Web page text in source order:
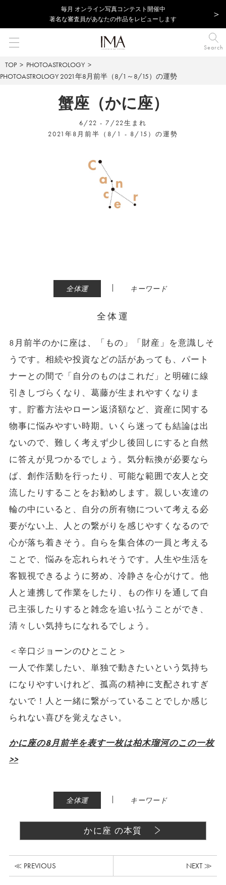
毎⽉ オンライン写真コンテスト開催中
著名な審査員があなたの作品をレビューします
Search
TOP
PHOTOASTROLOGY
PHOTOASTROLOGY 2021年8月前半（8/1～8/15）の運勢
蟹座（かに座）
6/22 - 7/22生まれ
2021年8月前半（8/1 - 8/15）の運勢
全体運 | キーワード
全体運
8月前半のかに座は、「もの」「財産」を意識しそ
うです。相続や投資などの話があっても、パート
ナーとの間で「自分のものはこれだ」と明確に線
引きしづらくなり、葛藤が生まれやすくなりま
す。貯蓄方法やローン返済額など、資産に関する
物事に悩みやすい時期。いくら迷っても結論は出
ないので、難しく考えず少し後回しにすると自然
に答えが見つかるでしょう。気分転換が必要なら
ば、創作活動を行ったり、可能な範囲で友人と交
流したりすることをお勧めします。親しい友達の
輪の中にいると、自分の所有物について考える必
要がない上、人との繋がりを感じやすくなるので
心が落ち着きそう。自らを集合体の一員と考える
ことで、悩みを忘れられそうです。人生や生活を
客観視できるように努め、冷静さを心がけて。他
人と連携して作業をしたり、もの作りを通して自
己主張したりすると雑念を追い払うことができ、
清々しい気持ちになれるでしょう。
＜辛口ジョーンのひとこと＞
一人で作業したい、単独で動きたいという気持ち
になりやすいけれど、孤高の精神に支配されすぎ
ないで！人と一緒に繋がっていることでしか感じ
られない喜びを覚えなさい。
かに座の8月前半を表す一枚は柏木瑠河のこの一枚
>>
全体運 | キーワード
かに座 の本質
≪ PREVIOUS NEXT ≫